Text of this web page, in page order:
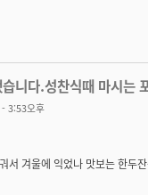
니다.성찬식때 마시는
3:53오후
서 겨울에 익었나 맛보는 한두